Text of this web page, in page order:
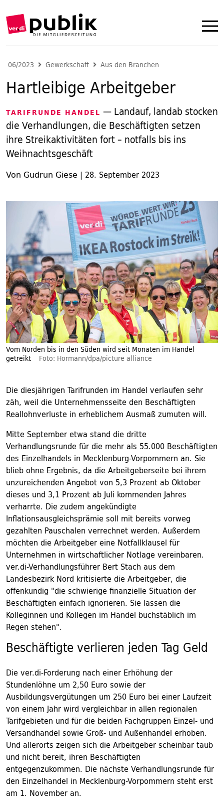
06/2023 Gewerkschaft Aus den Branchen
Hartleibige Arbeitgeber
TARIFRUNDE HANDEL — Landauf, landab stocken
die Verhandlungen, die Beschäftigten setzen
ihre Streikaktivitäten fort – notfalls bis ins
Weihnachtsgeschäft
Von Gudrun Giese | 28. September 2023
Vom Norden bis in den Süden wird seit Monaten im Handel
getreikt Foto: Hormann/dpa/picture alliance
Die diesjährigen Tarifrunden im Handel verlaufen sehr
zäh, weil die Unternehmensseite den Beschäftigten
Reallohnverluste in erheblichem Ausmaß zumuten will.
Mitte September etwa stand die dritte
Verhandlungsrunde für die mehr als 55.000 Beschäftigten
des Einzelhandels in Mecklenburg-Vorpommern an. Sie
blieb ohne Ergebnis, da die Arbeitgeberseite bei ihrem
unzureichenden Angebot von 5,3 Prozent ab Oktober
dieses und 3,1 Prozent ab Juli kommenden Jahres
verharrte. Die zudem angekündigte
Inflationsausgleichsprämie soll mit bereits vorweg
gezahlten Pauschalen verrechnet werden. Außerdem
möchten die Arbeitgeber eine Notfallklausel für
Unternehmen in wirtschaftlicher Notlage vereinbaren.
ver.di-Verhandlungsführer Bert Stach aus dem
Landesbezirk Nord kritisierte die Arbeitgeber, die
offenkundig "die schwierige finanzielle Situation der
Beschäftigten einfach ignorieren. Sie lassen die
Kolleginnen und Kollegen im Handel buchstäblich im
Regen stehen".
Beschäftigte verlieren jeden Tag Geld
Die ver.di-Forderung nach einer Erhöhung der
Stundenlöhne um 2,50 Euro sowie der
Ausbildungsvergütungen um 250 Euro bei einer Laufzeit
von einem Jahr wird vergleichbar in allen regionalen
Tarifgebieten und für die beiden Fachgruppen Einzel- und
Versandhandel sowie Groß- und Außenhandel erhoben.
Und allerorts zeigen sich die Arbeitgeber scheinbar taub
und nicht bereit, ihren Beschäftigten
entgegenzukommen. Die nächste Verhandlungsrunde für
den Einzelhandel in Mecklenburg-Vorpommern steht erst
am 1. November an.